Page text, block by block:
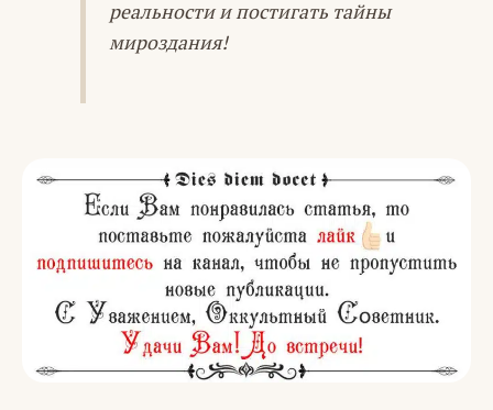
реальности и постигать тайны
мироздания!